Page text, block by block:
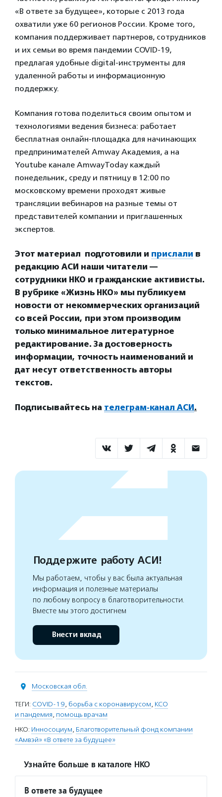
«В ответе за будущее», которые с 2013 года
охватили уже 60 регионов России. Кроме того,
компания поддерживает партнеров, сотрудников
и их семьи во время пандемии COVID-19,
предлагая удобные digital-инструменты для
удаленной работы и информационную
поддержку.
Компания готова поделиться своим опытом и
технологиями ведения бизнеса: работает
бесплатная онлайн-площадка для начинающих
предпринимателей Amway Академия, а на
Youtube канале AmwayToday каждый
понедельник, среду и пятницу в 12:00 по
московскому времени проходят живые
трансляции вебинаров на разные темы от
представителей компании и приглашенных
экспертов.
Этот материал подготовили и прислали в
редакцию АСИ наши читатели —
сотрудники НКО и гражданские активисты.
В рубрике «Жизнь НКО» мы публикуем
новости от некоммерческих организаций
со всей России, при этом производим
только минимальное литературное
редактирование. За достоверность
информации, точность наименований и
дат несут ответственность авторы
текстов.
Подписывайтесь на телеграм-канал АСИ.
Поддержите работу АСИ!
Мы работаем, чтобы у вас была актуальная
информация и полезные материалы
по любому вопросу в благотворительности.
Вместе мы этого достигнем
Внести вклад
Московская обл.
ТЕГИ: COVID-19, борьба с коронавирусом, КСО
и пандемия, помощь врачам
НКО: Инносоциум, Благотворительный фонд компании
«Амвэй» «В ответе за будущее»
Узнайте больше в каталоге НКО
В ответе за будущее